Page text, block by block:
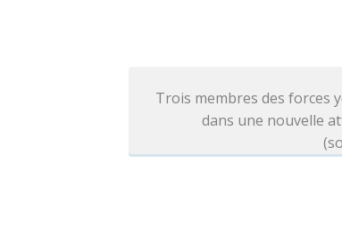
Trois membres des forces
dans une nouvelle